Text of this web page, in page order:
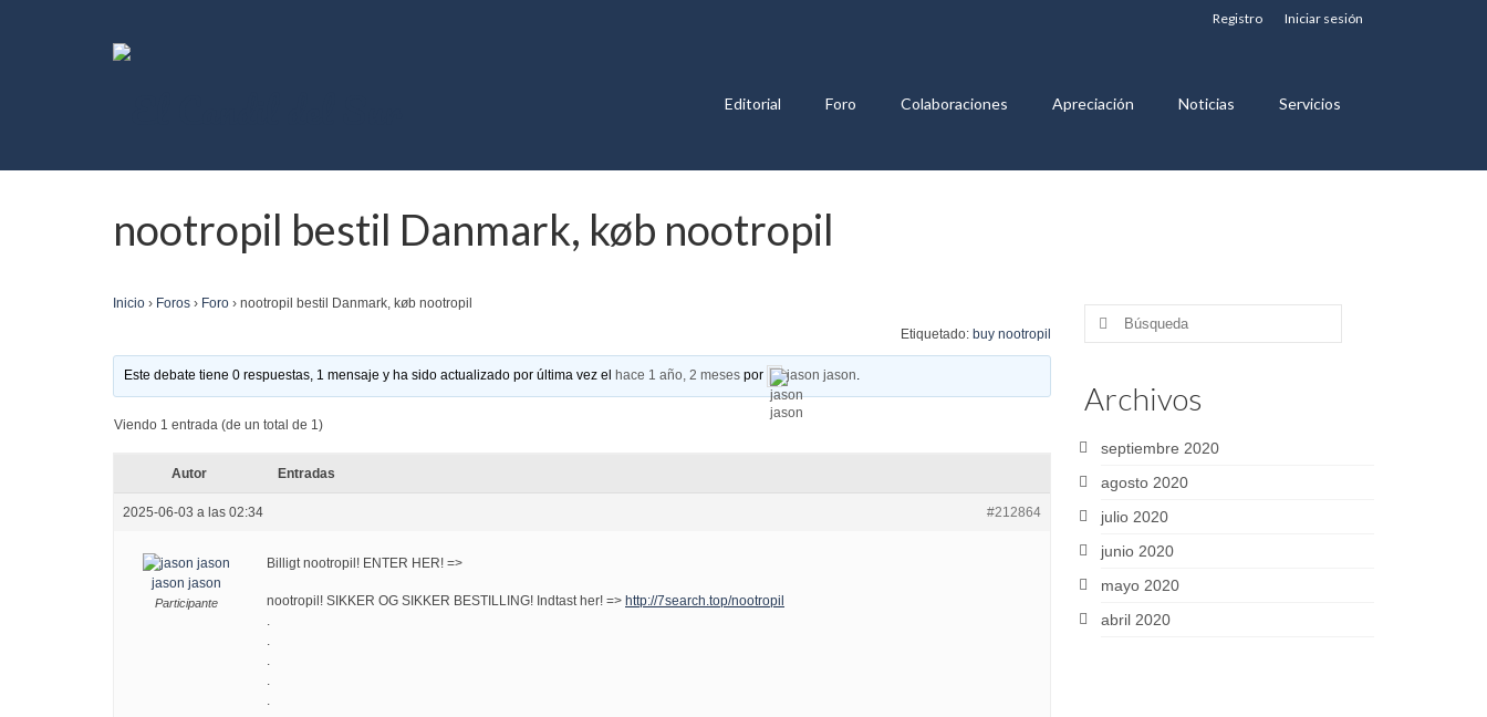
Registro Iniciar sesión
Editorial Foro Colaboraciones Apreciación Noticias Servicios
nootropil bestil Danmark, køb nootropil
Inicio › Foros › Foro › nootropil bestil Danmark, køb nootropil
Etiquetado: buy nootropil
Este debate tiene 0 respuestas, 1 mensaje y ha sido actualizado por última vez el hace 1 año, 2 meses por jason jason.
Viendo 1 entrada (de un total de 1)
Autor Entradas
2025-06-03 a las 02:34 #212864
jason jason
Participante
Billigt nootropil! ENTER HER! =>
nootropil! SIKKER OG SIKKER BESTILLING! Indtast her! => http://7search.top/nootropil
.
.
.
.
.
Buscar
Archivos
septiembre 2020
agosto 2020
julio 2020
junio 2020
mayo 2020
abril 2020